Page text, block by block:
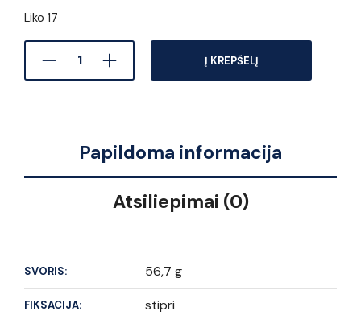
Liko 17
Į KREPŠELĮ
Papildoma informacija
Atsiliepimai (0)
SVORIS: 56,7 g
FIKSACIJA: stipri